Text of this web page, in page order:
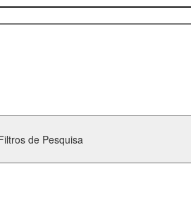
de Pesquisa